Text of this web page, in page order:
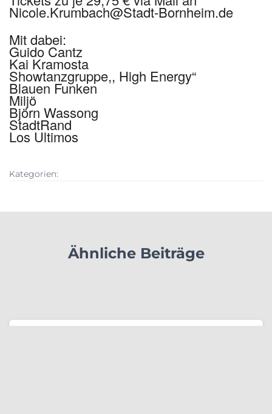
Nicole.Krumbach@Stadt-Bornheim.de
Mit dabei:
Guido Cantz
Kai Kramosta
Showtanzgruppe,, High Energy“
Blauen Funken
Miljö
Björn Wassong
StadtRand
Los Ultimos
Kategorien:
Ähnliche Beiträge